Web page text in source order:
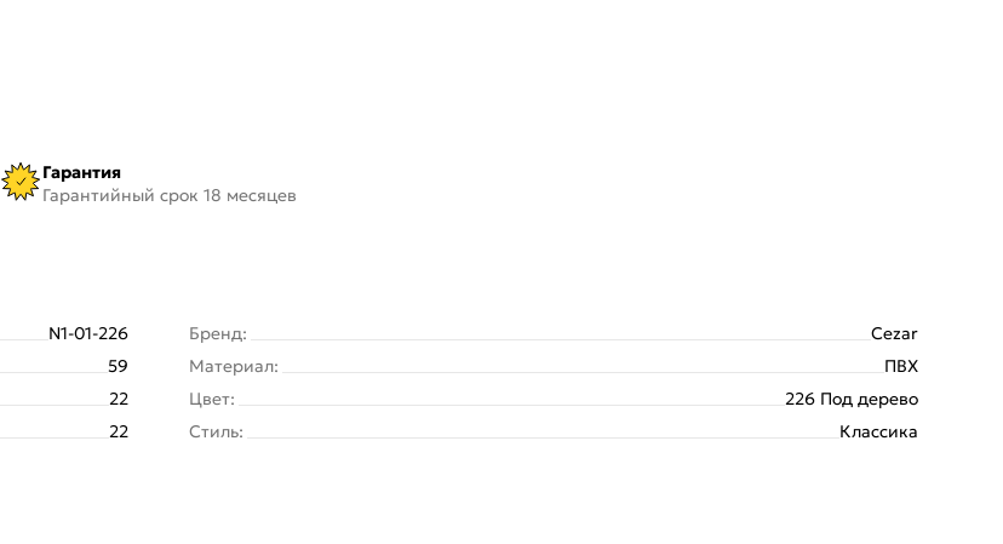
Гарантия
Гарантийный срок 18 месяцев
N1-01-226
59
22
22
Бренд:
Cezar
Материал:
ПВХ
Цвет:
226 Под дерево
Стиль:
Классика